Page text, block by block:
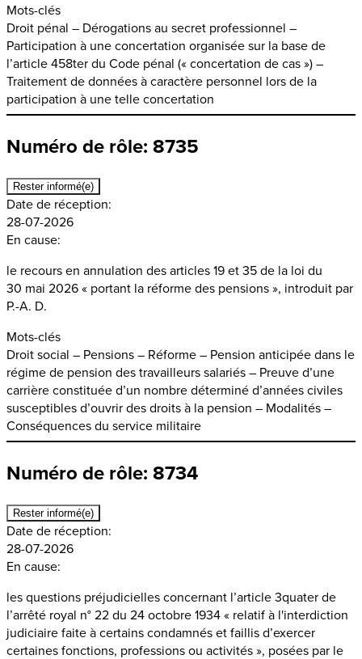
Mots-clés
Droit pénal – Dérogations au secret professionnel –
Participation à une concertation organisée sur la base de
l’article 458ter du Code pénal (« concertation de cas ») –
Traitement de données à caractère personnel lors de la
participation à une telle concertation
Numéro de rôle: 8735
Rester informé(e)
Date de réception:
28-07-2026
En cause:
le recours en annulation des articles 19 et 35 de la loi du
30 mai 2026 « portant la réforme des pensions », introduit par
P.-A. D.
Mots-clés
Droit social – Pensions – Réforme – Pension anticipée dans le
régime de pension des travailleurs salariés – Preuve d’une
carrière constituée d’un nombre déterminé d’années civiles
susceptibles d’ouvrir des droits à la pension – Modalités –
Conséquences du service militaire
Numéro de rôle: 8734
Rester informé(e)
Date de réception:
28-07-2026
En cause:
les questions préjudicielles concernant l’article 3quater de
l’arrêté royal n° 22 du 24 octobre 1934 « relatif à l'interdiction
judiciaire faite à certains condamnés et faillis d’exercer
certaines fonctions, professions ou activités », posées par le